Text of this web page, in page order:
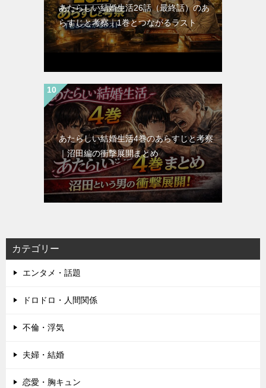
あたらしい結婚生活26話（最終話）のあ
らすじと考察｜1巻とつながるラスト
あたらしい結婚生活4巻のあらすじと考察
｜沼田編の衝撃展開まとめ
カテゴリー
エンタメ・話題
ドロドロ・人間関係
不倫・浮気
夫婦・結婚
恋愛・胸キュン